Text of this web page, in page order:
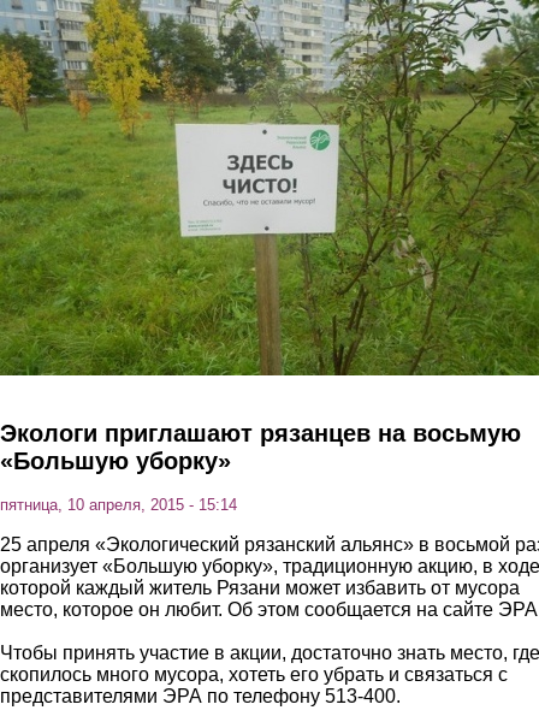
Перейти к основному содержанию
Экологи приглашают рязанцев на восьмую
«Большую уборку»
пятница, 10 апреля, 2015 - 15:14
25 апреля «Экологический рязанский альянс» в восьмой
организует «Большую уборку», традиционную акцию, в ходе
которой каждый житель Рязани может избавить от мусора
место, которое он любит. Об этом сообщается на сайте
Чтобы принять участие в акции, достаточно знать место, где
скопилось много мусора, хотеть его убрать и связаться с
представителями ЭРА по телефону 513-400.